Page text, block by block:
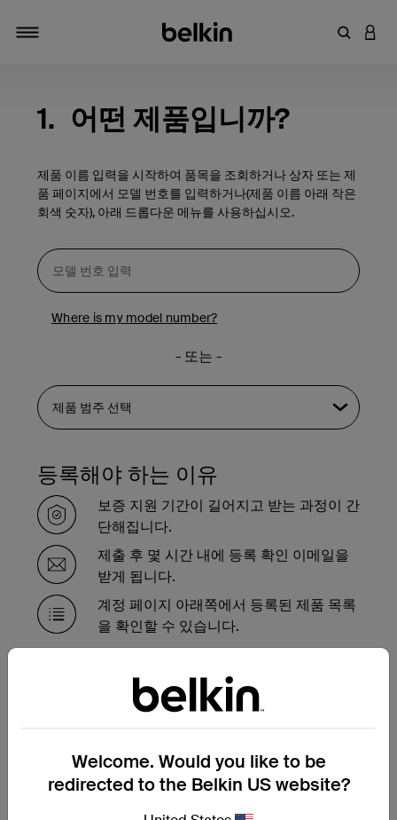
키워드
1. 어떤 제품입니까?
제품 이름 입력을 시작하여 품목을 조회하거나 상자 또는 제
품 페이지에서 모델 번호를 입력하거나(제품 이름 아래 작은
회색 숫자), 아래 드롭다운 메뉴를 사용하십시오.
Where is my model number?
- 또는 -
등록해야 하는 이유
보증 지원 기간이 길어지고 받는 과정이 간
단해집니다.
제출 후 몇 시간 내에 등록 확인 이메일을
받게 됩니다.
계정 페이지 아래쪽에서 등록된 제품 목록
을 확인할 수 있습니다.
보증 기간 내에 제품을 교체해
야 하는 경우
저희 지원팀에서 곧 연락하여 다음 단계를 안
내해 드리겠습니다.
Welcome. Would you like to be
redirected to the Belkin US website?